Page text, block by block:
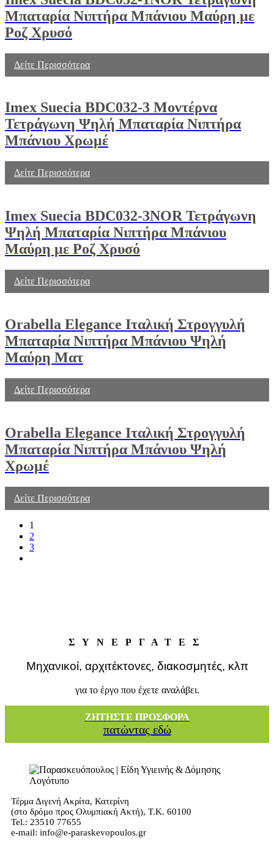
Μπαταρία Νιπτήρα Μπάνιου Μαύρη με
Ροζ Χρυσό
Δείτε Περισσότερα
Imex Suecia BDC032-3 Μοντέρνα
Τετράγωνη Ψηλή Μπαταρία Νιπτήρα
Μπάνιου Χρωμέ
Δείτε Περισσότερα
Imex Suecia BDC032-3NOR Τετράγωνη
Ψηλή Μπαταρία Νιπτήρα Μπάνιου
Μαύρη με Ροζ Χρυσό
Δείτε Περισσότερα
Orabella Elegance Ιταλική Στρογγυλή
Μπαταρία Νιπτήρα Μπάνιου Ψηλή
Μαύρη Ματ
Δείτε Περισσότερα
Orabella Elegance Ιταλική Στρογγυλή
Μπαταρία Νιπτήρα Μπάνιου Ψηλή
Χρωμέ
Δείτε Περισσότερα
1
2
3
ΣΥΝΕΡΓΑΤΕΣ
Μηχανικοί, αρχιτέκτονες, διακοσμητές, κλπ
για το έργο που έχετε αναλάβει.
ΖΗΤΗΣΤΕ ΠΡΟΣΦΟΡΑ
πατώντας εδώ
Τέρμα Διγενή Ακρίτα, Κατερίνη
(στο δρόμο προς Ολυμπιακή Ακτή), Τ.Κ. 60100
Tel.: 23510 77655
e-mail: info@e-paraskevopoulos.gr